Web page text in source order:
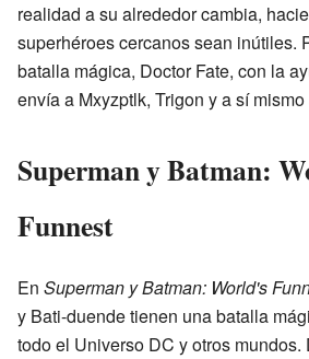
realidad a su alrededor cambia,
superhéroes cercanos sean inútiles.
batalla mágica, Doctor Fate, con la
envía a Mxyzptlk, Trigon y a sí
Superman y Batman:
Funnest
En Superman y Batman: World's
y Bati-duende tienen una batalla
todo el Universo DC y otros mundos.